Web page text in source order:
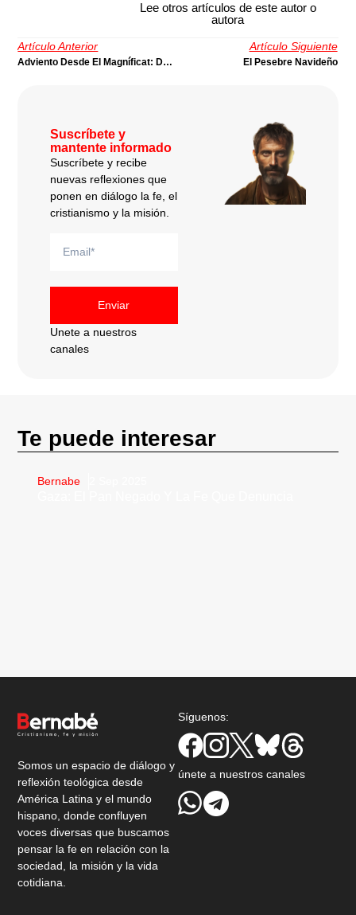
Lee otros artículos de este autor o
autora
Artículo Anterior
Adviento Desde El Magníficat: Donde La Esperanza Aprende A Cantar
Artículo Siguiente
El Pesebre Navideño
Suscríbete y
mantente informado
Suscríbete y recibe
nuevas reflexiones que
ponen en diálogo la fe, el
cristianismo y la misión.
Enviar
Unete a nuestros
canales
Te puede interesar
Bernabe
Somos un espacio de diálogo y
reflexión teológica desde
América Latina y el mundo
hispano, donde confluyen
voces diversas que buscamos
pensar la fe en relación con la
sociedad, la misión y la vida
cotidiana.
Síguenos:
únete a nuestros canales